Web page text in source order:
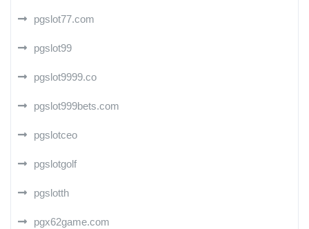
pgslot77.com
pgslot99
pgslot9999.co
pgslot999bets.com
pgslotceo
pgslotgolf
pgslotth
pgx62game.com